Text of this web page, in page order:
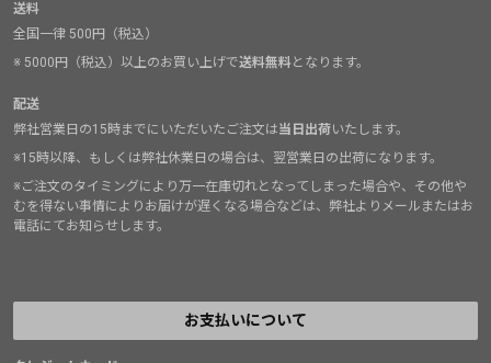
送料
全国一律 500円（税込）
※ 5000円（税込）以上のお買い上げで送料無料となります。
配送
弊社営業日の15時までにいただいたご注文は当日出荷いたします。
※15時以降、もしくは弊社休業日の場合は、翌営業日の出荷になります。
※ご注文のタイミングにより万一在庫切れとなってしまった場合や、その他や
むを得ない事情によりお届けが遅くなる場合などは、弊社よりメールまたはお
電話にてお知らせします。
お支払いについて